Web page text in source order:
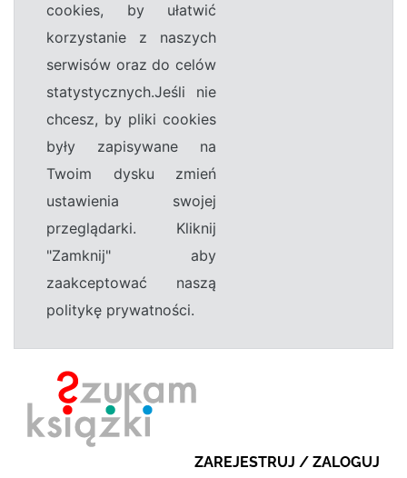
cookies, by ułatwić
korzystanie z naszych
serwisów oraz do celów
statystycznych.Jeśli nie
chcesz, by pliki cookies
były zapisywane na
Twoim dysku zmień
ustawienia swojej
przeglądarki. Kliknij
"Zamknij" aby
zaakceptować naszą
politykę prywatności.
ZAREJESTRUJ / ZALOGUJ